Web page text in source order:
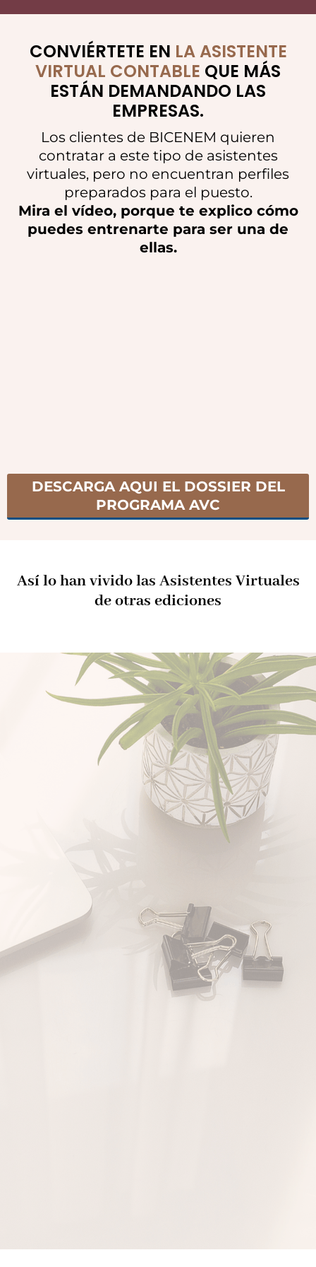
CONVIÉRTETE EN LA ASISTENTE
VIRTUAL CONTABLE QUE MÁS
ESTÁN DEMANDANDO LAS
EMPRESAS.
Los clientes de BICENEM quieren
contratar a este tipo de asistentes
virtuales, pero no encuentran perfiles
preparados para el puesto.
Mira el vídeo, porque te explico cómo
puedes entrenarte para ser una de
ellas.
DESCARGA AQUI EL DOSSIER DEL
PROGRAMA AVC
Así lo han vivido las Asistentes Virtuales
de otras ediciones